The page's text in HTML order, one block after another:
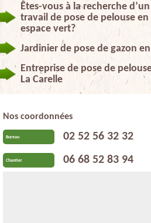
Êtes-vous à la recherche
travail de pose de pelouse
espace vert?
Jardinier de pose de gazon
Entreprise de pose de
La Carelle
Nos coordonnées
Bureau 02 52 56 32 32
Chantier 06 68 52 83 94